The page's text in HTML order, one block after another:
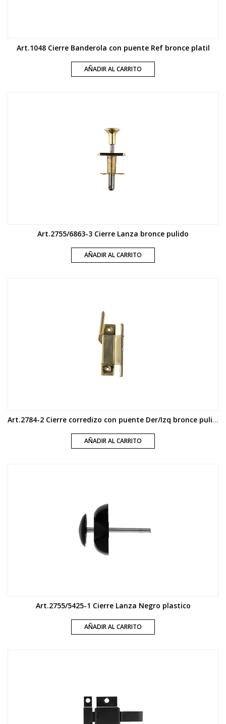
Art.1048 Cierre Banderola con puente Ref bronce platil
AÑADIR AL CARRITO
Art.2755/6863-3 Cierre Lanza bronce pulido
AÑADIR AL CARRITO
Art.2784-2 Cierre corredizo con puente Der/Izq bronce pulido y platil
AÑADIR AL CARRITO
Art.2755/5425-1 Cierre Lanza Negro plastico
AÑADIR AL CARRITO